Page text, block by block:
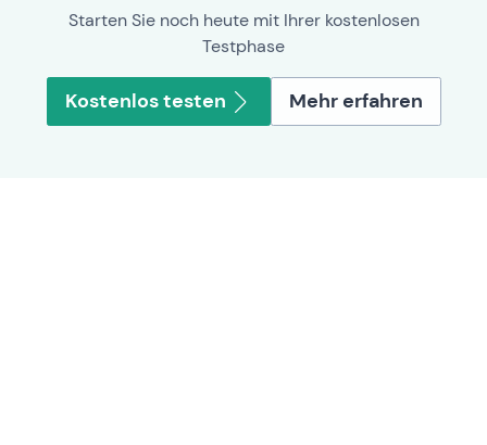
Starten Sie noch heute mit Ihrer kostenlosen
Testphase
Kostenlos testen Mehr erfahren